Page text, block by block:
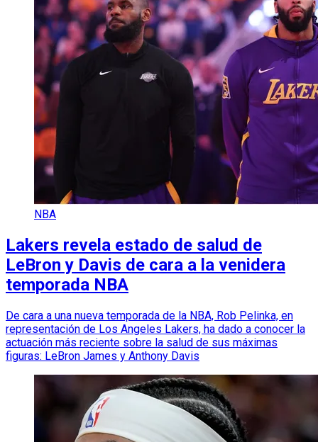
NBA
Lakers revela estado de salud de
LeBron y Davis de cara a la venidera
temporada NBA
De cara a una nueva temporada de la NBA, Rob Pelinka, en
representación de Los Angeles Lakers, ha dado a conocer la
actuación más reciente sobre la salud de sus máximas
figuras: LeBron James y Anthony Davis